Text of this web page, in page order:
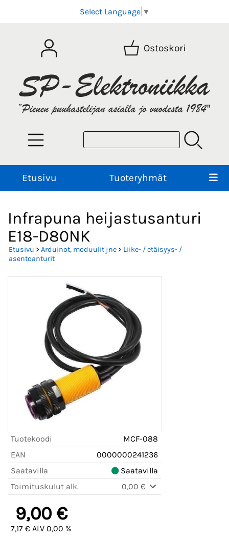
Select Language ▼
Ostoskori
Etusivu Tuoteryhmät
Infrapuna heijastusanturi
E18-D80NK
Etusivu > Arduinot, moduulit jne> Liike- / etäisyys- /
asentoanturit
Tuotekoodi
MCF-088
EAN
0000000241236
Saatavilla
Saatavilla
Toimituskulut alk.
0,00 €
9,00 €
7,17 € ALV 0,00 %